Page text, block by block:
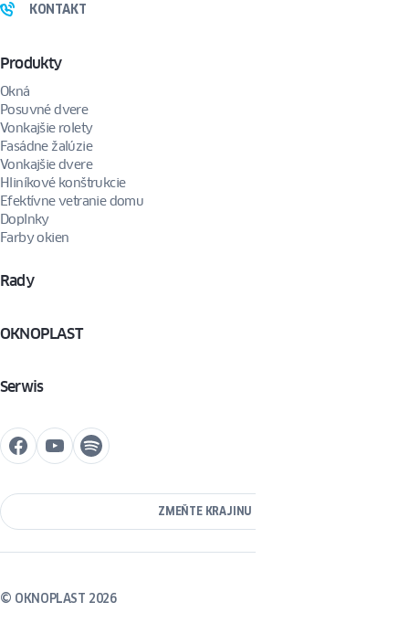
Produkty
Okná
Posuvné dvere
Vonkajšie rolety
Fasádne žalúzie
Vonkajšie dvere
Hliníkové konštrukcie
Efektívne vetranie domu
Doplnky
Farby okien
Rady
OKNOPLAST
Serwis
KONTAKT
ZMEŇTE KRAJINU
© OKNOPLAST 2026